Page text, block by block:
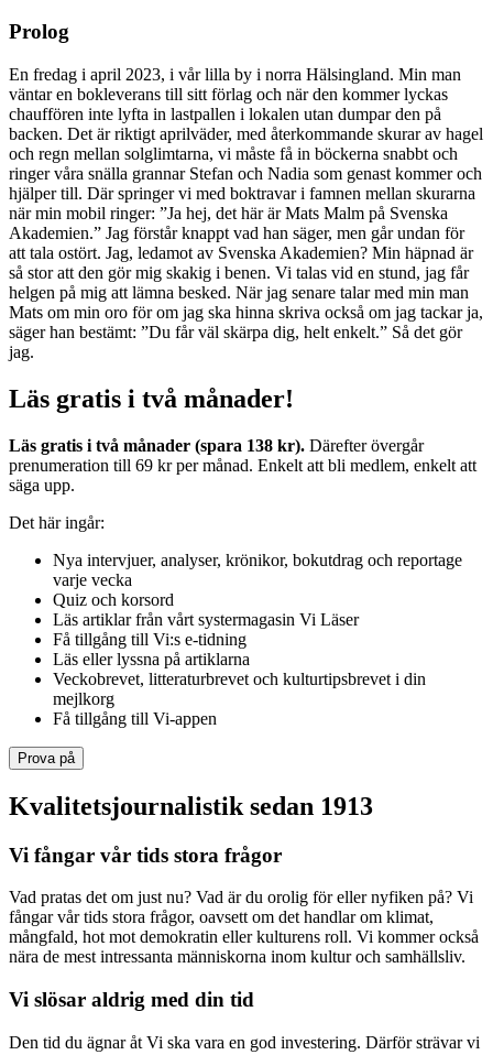
Prolog
En fredag i april 2023, i vår lilla by i norra Hälsingland. Min man
väntar en bokleverans till sitt förlag och när den kommer lyckas
chauffören inte lyfta in lastpallen i lokalen utan dumpar den på
backen. Det är riktigt aprilväder, med återkommande skurar av hagel
och regn mellan solglimtarna, vi måste få in böckerna snabbt och
ringer våra snälla grannar Stefan och Nadia som genast kommer och
hjälper till. Där springer vi med boktravar i famnen mellan skurarna
när min mobil ringer: ”Ja hej, det här är Mats Malm på Svenska
Akademien.” Jag förstår knappt vad han säger, men går undan för
att tala ostört. Jag, ledamot av Svenska Akademien? Min häpnad är
så stor att den gör mig skakig i benen. Vi talas vid en stund, jag får
helgen på mig att lämna besked. När jag senare talar med min man
Mats om min oro för om jag ska hinna skriva också om jag tackar ja,
säger han bestämt: ”Du får väl skärpa dig, helt enkelt.” Så det gör
jag.
Läs gratis i två månader!
Läs gratis i två månader (spara 138 kr). Därefter övergår
prenumeration till 69 kr per månad. Enkelt att bli medlem, enkelt att
säga upp.
Det här ingår:
Nya intervjuer, analyser, krönikor, bokutdrag och reportage
varje vecka
Quiz och korsord
Läs artiklar från vårt systermagasin Vi Läser
Få tillgång till Vi:s e-tidning
Läs eller lyssna på artiklarna
Veckobrevet, litteraturbrevet och kulturtipsbrevet i din
mejlkorg
Få tillgång till Vi-appen
Prova på
Kvalitetsjournalistik sedan 1913
Vi fångar vår tids stora frågor
Vad pratas det om just nu? Vad är du orolig för eller nyfiken på? Vi
fångar vår tids stora frågor, oavsett om det handlar om klimat,
mångfald, hot mot demokratin eller kulturens roll. Vi kommer också
nära de mest intressanta människorna inom kultur och samhällsliv.
Vi slösar aldrig med din tid
Den tid du ägnar åt Vi ska vara en god investering. Därför strävar vi